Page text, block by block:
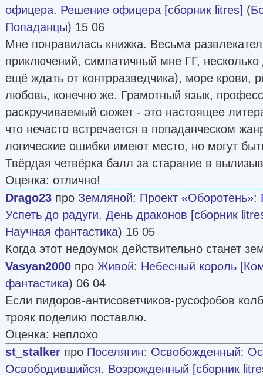
офицера. Решение офицера [сборник litres] (
Попаданцы) 15 06
Мне понравилась книжка. Весьма
приключений, симпатичный мне ГГ, несколько
ещё ждать от контрразведчика), море крови,
любовь, конечно же. Грамотный язык,
раскручиваемый сюжет - это настоящее
что нечасто встречается в попаданческом
логические ошибки имеют место, но могут
Твёрдая четвёрка балл за старание в
Оценка: отлично!
Drago23 про Земляной: Проект «Оборотень»:
Успеть до радуги. День драконов [сборник
Научная фантастика) 16 05
Когда этот недоумок действительно станет
Vasyan2000 про Живой: Небесный король
фантастика) 06 04
Если пидоров-антисоветчиков-русофобов
трояк поделию поставлю.
Оценка: неплохо
st_stalker про Поселягин: Освобожденный:
Освободившийся. Возрожденный [сборник